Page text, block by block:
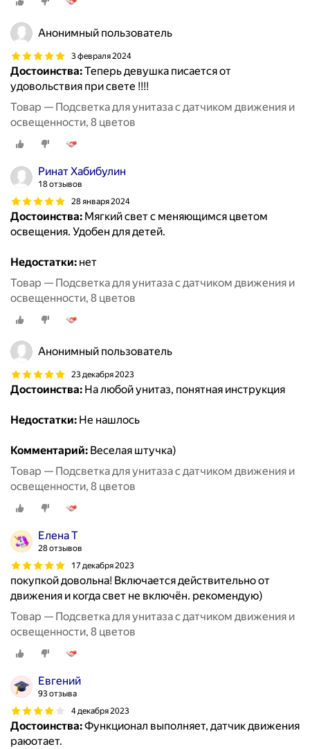
Анонимный пользователь
3 февраля 2024
Достоинства:Теперь девушка писается от
удовольствия при свете !!!!
Товар — Подсветка для унитаза с датчиком движения и
освещенности, 8 цветов
Ринат Хабибулин
18 отзывов
28 января 2024
Достоинства: Мягкий свет с меняющимся цветом
освещения. Удобен для детей.
Недостатки: нет
Товар — Подсветка для унитаза с датчиком движения и
освещенности, 8 цветов
Анонимный пользователь
23 декабря 2023
Достоинства: На любой унитаз, понятная инструкция
Недостатки: Не нашлось
Комментарий: Веселая штучка)
Товар — Подсветка для унитаза с датчиком движения и
освещенности, 8 цветов
Елена Т
28 отзывов
17 декабря 2023
покупкой довольна! Включается действительно от
движения и когда свет не включён. рекомендую)
Товар — Подсветка для унитаза с датчиком движения и
освещенности, 8 цветов
Евгений
93 отзыва
4 декабря 2023
Достоинства:Функционал выполняет, датчик движения
раюотает.